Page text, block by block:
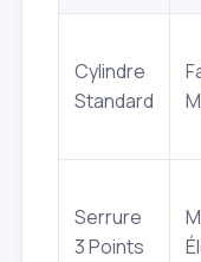
Cylindre
Standard
Serrure
3 Points